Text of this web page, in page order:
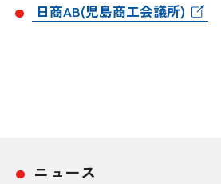
所信
日商AB(児島商工会議所)
ニュース